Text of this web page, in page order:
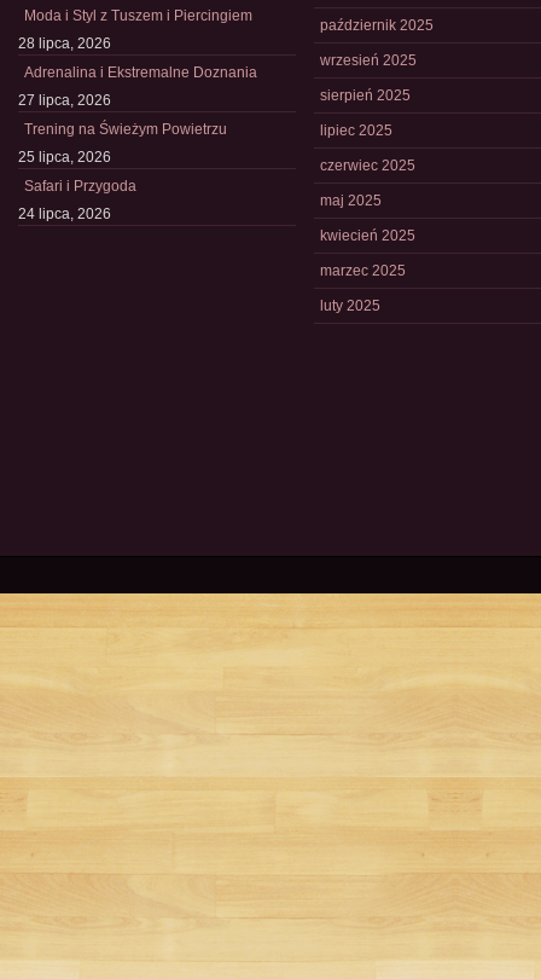
Moda i Styl z Tuszem i Piercingiem
28 lipca, 2026
Adrenalina i Ekstremalne Doznania
27 lipca, 2026
Trening na Świeżym Powietrzu
25 lipca, 2026
Safari i Przygoda
24 lipca, 2026
październik 2025
wrzesień 2025
sierpień 2025
lipiec 2025
czerwiec 2025
maj 2025
kwiecień 2025
marzec 2025
luty 2025